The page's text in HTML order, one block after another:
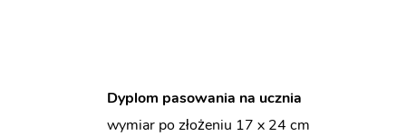
Dyplom pasowania na ucznia
wymiar po złożeniu 17 x 24 cm